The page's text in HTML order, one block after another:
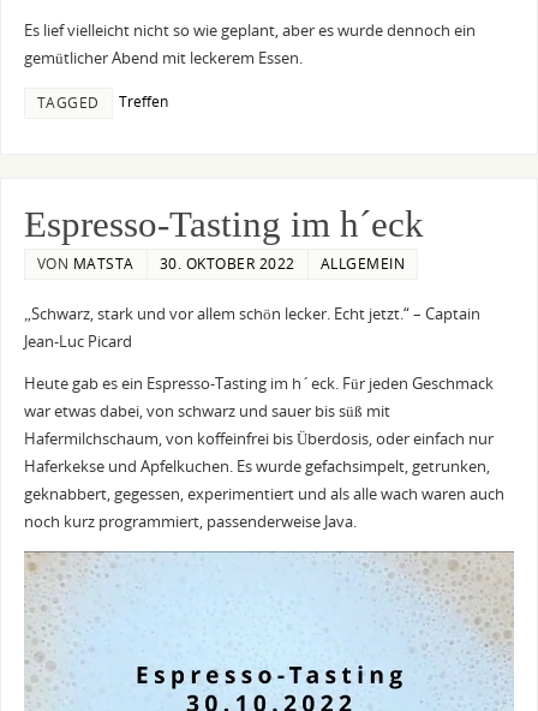
Es lief vielleicht nicht so wie geplant, aber es wurde dennoch ein
gemütlicher Abend mit leckerem Essen.
TAGGED Treffen
Espresso-Tasting im h´eck
VON MATSTA 30. OKTOBER 2022 ALLGEMEIN
„Schwarz, stark und vor allem schön lecker. Echt jetzt.“ – Captain
Jean-Luc Picard
Heute gab es ein Espresso-Tasting im h´eck. Für jeden Geschmack
war etwas dabei, von schwarz und sauer bis süß mit
Hafermilchschaum, von koffeinfrei bis Überdosis, oder einfach nur
Haferkekse und Apfelkuchen. Es wurde gefachsimpelt, getrunken,
geknabbert, gegessen, experimentiert und als alle wach waren auch
noch kurz programmiert, passenderweise Java.